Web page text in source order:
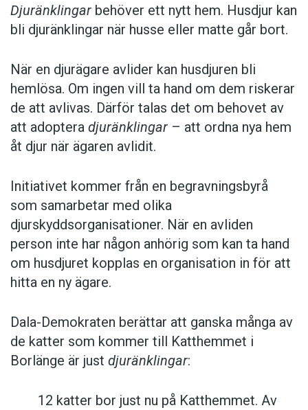
Djuränklingar behöver ett nytt hem. Husdjur kan
bli djuränklingar när husse eller matte går bort.
När en djurägare avlider kan husdjuren bli
hemlösa. Om ingen vill ta hand om dem riskerar
de att avlivas. Därför talas det om behovet av
att adoptera djuränklingar – att ordna nya hem
åt djur när ägaren avlidit.
Initiativet kommer från en begravningsbyrå
som samarbetar med olika
djurskyddsorganisationer. När en avliden
person inte har någon anhörig som kan ta hand
om husdjuret kopplas en organisation in för att
hitta en ny ägare.
Dala-Demokraten berättar att ganska många av
de katter som kommer till Katthemmet i
Borlänge är just djuränklingar:
12 katter bor just nu på Katthemmet. Av